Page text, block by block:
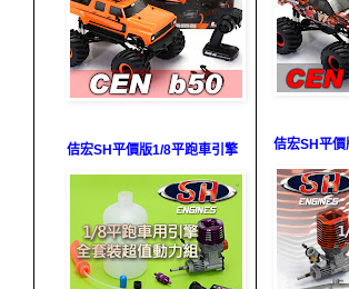
佶宏SH平價版1/8平跑車引擎 佶宏SH平